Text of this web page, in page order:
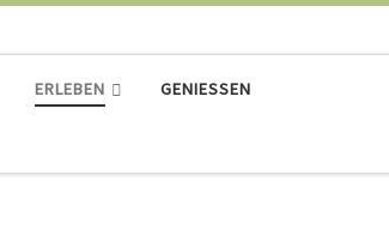
ERLEBEN GENIESSEN